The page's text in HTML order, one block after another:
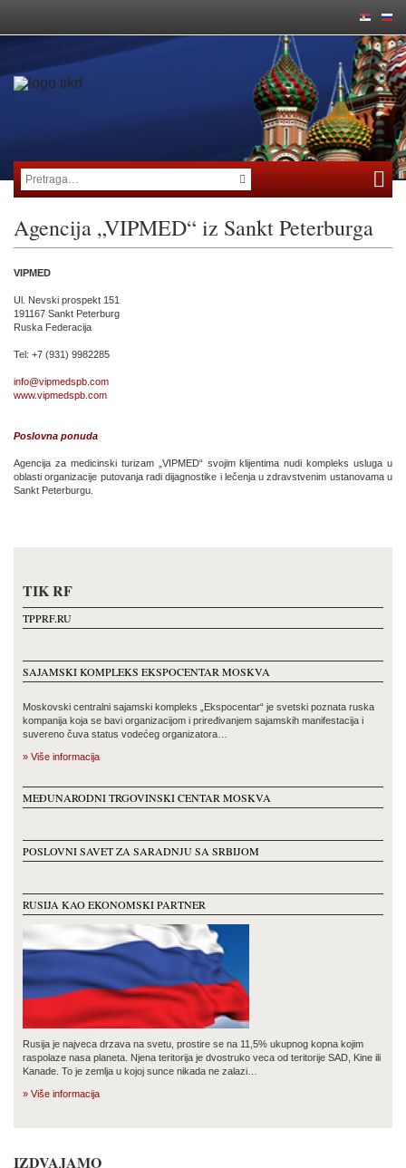
Agencija „VIPMED“ iz Sankt Peterburga
VIPMED
Ul. Nevski prospekt 151
191167 Sankt Peterburg
Ruska Federacija
Tel: +7 (931) 9982285
info@vipmedspb.com
www.vipmedspb.com
Poslovna ponuda
Agencija za medicinski turizam „VIPMED“ svojim klijentima nudi kompleks usluga u
oblasti organizacije putovanja radi dijagnostike i lečenja u zdravstvenim ustanovama u
Sankt Peterburgu.
TIK RF
TPPRF.RU
SAJAMSKI KOMPLEKS EKSPOCENTAR MOSKVA
Moskovski centralni sajamski kompleks „Ekspocentar“ je svetski poznata ruska
kompanija koja se bavi organizacijom i priređivanjem sajamskih manifestacija i
suvereno čuva status vodećeg organizatora…
» Više informacija
MEĐUNARODNI TRGOVINSKI CENTAR MOSKVA
POSLOVNI SAVET ZA SARADNJU SA SRBIJOM
RUSIJA KAO EKONOMSKI PARTNER
Rusija je najveca drzava na svetu, prostire se na 11,5% ukupnog kopna kojim
raspolaze nasa planeta. Njena teritorija je dvostruko veca od teritorije SAD, Kine ili
Kanade. To je zemlja u kojoj sunce nikada ne zalazi…
» Više informacija
IZDVAJAMO